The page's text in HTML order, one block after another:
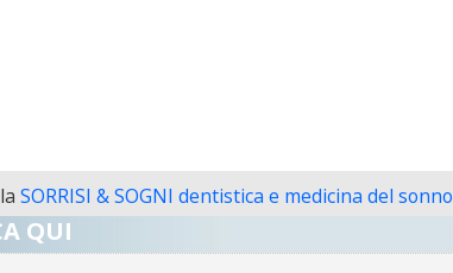
SORRISI & SOGNI dentistica e medicina del sonno
QUI